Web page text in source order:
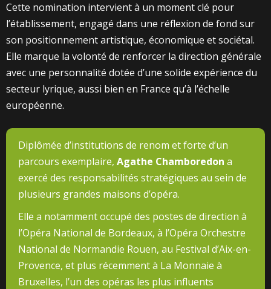
Cette nomination intervient à un moment clé pour
l’établissement, engagé dans une réflexion de fond sur
son positionnement artistique, économique et sociétal.
Elle marque la volonté de renforcer la direction générale
avec une personnalité dotée d’une solide expérience du
secteur lyrique, aussi bien en France qu’à l’échelle
européenne.
Diplômée d’institutions de renom et forte d’un
parcours exemplaire, Agathe Chamboredon a
exercé des responsabilités stratégiques au sein de
plusieurs grandes maisons d’opéra.
Elle a notamment occupé des postes de direction à
l’Opéra National de Bordeaux, à l’Opéra Orchestre
National de Normandie Rouen, au Festival d’Aix-en-
Provence, et plus récemment à La Monnaie à
Bruxelles, l’un des opéras les plus influents